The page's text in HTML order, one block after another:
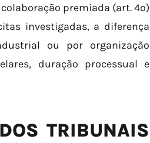
premiada (art. 4º)
investigadas, a diferença
ou por organização
duração processual e
TRIBUNAIS